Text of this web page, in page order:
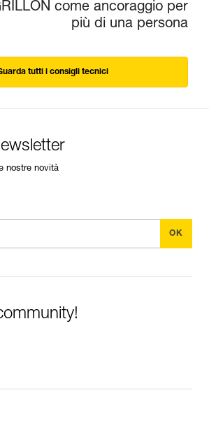
come ancoraggio per
più di una persona
tutti i consigli tecnici
nostre novità